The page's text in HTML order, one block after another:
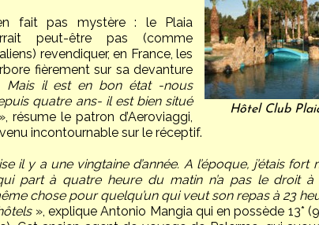
Hôtel Club
fait pas mystère : le Plaia
peut-être pas (comme
revendiquer, en France, les
fièrement sur sa devanture
Mais il est en bon état -nous
quatre ans- il est bien situé
résume le patron d’Aeroviaggi,
incontournable sur le réceptif.
il y a une vingtaine d’année. A l’époque, j’étais
part à quatre heure du matin n’a pas le droit
chose pour quelqu’un qui veut son repas à 23
», explique Antonio Mangia qui en possède 13*